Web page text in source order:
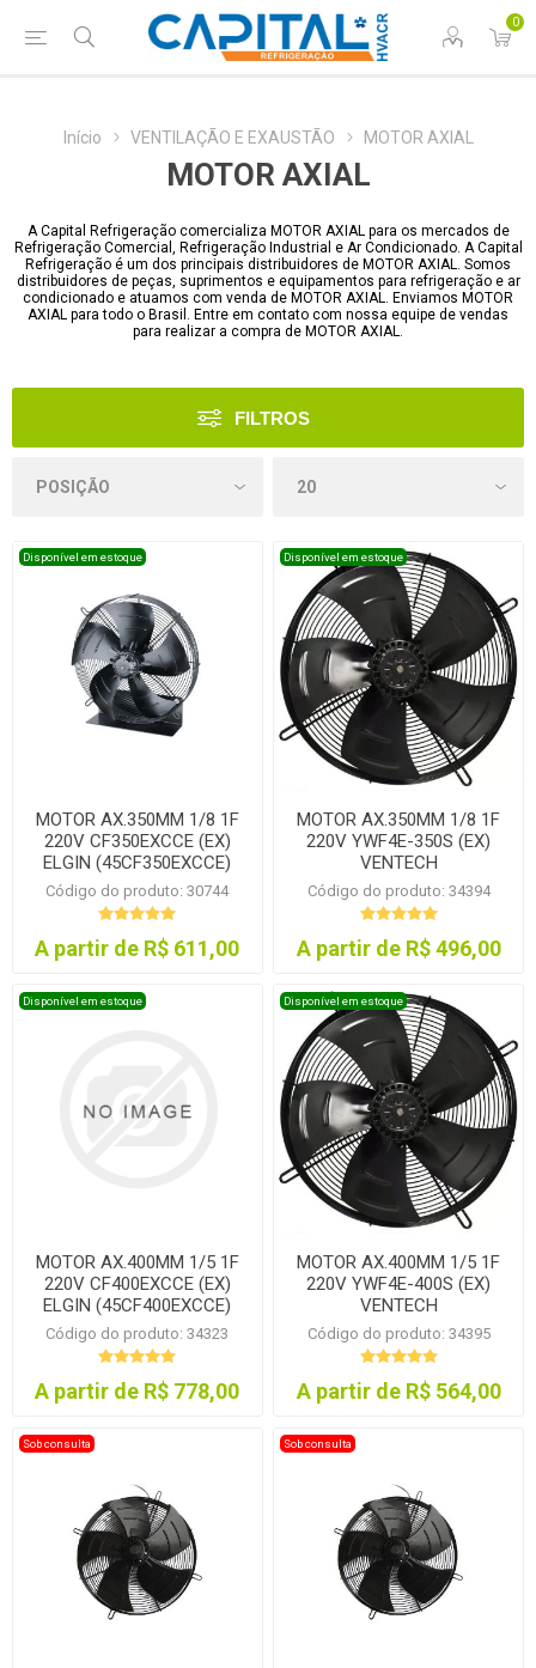
0
Início VENTILAÇÃO E EXAUSTÃO MOTOR AXIAL
MOTOR AXIAL
A Capital Refrigeração comercializa MOTOR AXIAL para os mercados de
Refrigeração Comercial, Refrigeração Industrial e Ar Condicionado. A Capital
Refrigeração é um dos principais distribuidores de MOTOR AXIAL. Somos
distribuidores de peças, suprimentos e equipamentos para refrigeração e ar
condicionado e atuamos com venda de MOTOR AXIAL. Enviamos MOTOR
AXIAL para todo o Brasil. Entre em contato com nossa equipe de vendas
para realizar a compra de MOTOR AXIAL.
FILTROS
Disponível em estoque
MOTOR AX.350MM 1/8 1F
220V CF350EXCCE (EX)
ELGIN (45CF350EXCCE)
Código do produto: 30744
A partir de R$ 611,00
Disponível em estoque
MOTOR AX.350MM 1/8 1F
220V YWF4E-350S (EX)
VENTECH
Código do produto: 34394
A partir de R$ 496,00
Disponível em estoque
MOTOR AX.400MM 1/5 1F
220V CF400EXCCE (EX)
ELGIN (45CF400EXCCE)
Código do produto: 34323
A partir de R$ 778,00
Disponível em estoque
MOTOR AX.400MM 1/5 1F
220V YWF4E-400S (EX)
VENTECH
Código do produto: 34395
A partir de R$ 564,00
Sob consulta Sob consulta